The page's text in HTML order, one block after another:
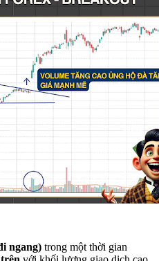
ngang) trong một thời gian